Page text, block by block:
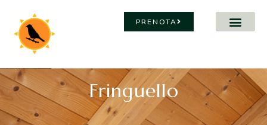
PRENOTA
Fringuello